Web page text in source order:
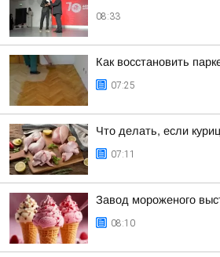
08:33
Как восстановить
07:25
Что делать, если
07:11
Завод мороженого
08:10